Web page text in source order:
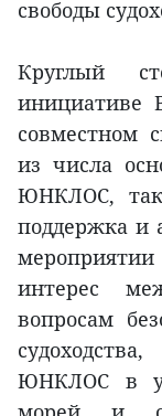
свободы
Круглый
инициативе
совместном
из числа
ЮНКЛОС,
поддержка и
интерес
вопросам
ЮНКЛОС в